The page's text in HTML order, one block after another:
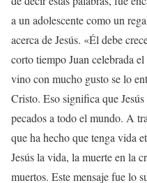
a un adolescente como un
acerca de Jesús. «Él debe
corto tiempo Juan celebrada
vino con mucho gusto se lo
Cristo. Eso significa que
pecados a todo el mundo. A
que ha hecho que tenga vida
Jesús la vida, la muerte en la
muertos. Este mensaje fue lo